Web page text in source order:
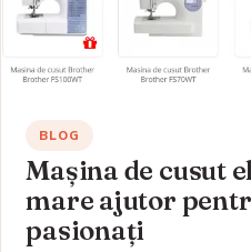
BLOG
Mașina de cusut
mare ajutor
pasionați